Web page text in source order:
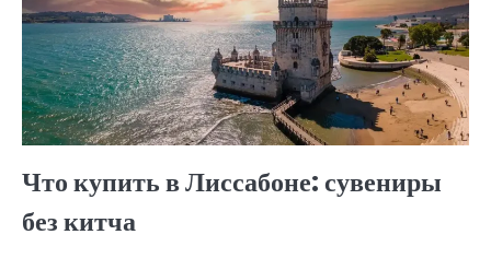
Что купить в Лиссабоне: сувениры
без китча